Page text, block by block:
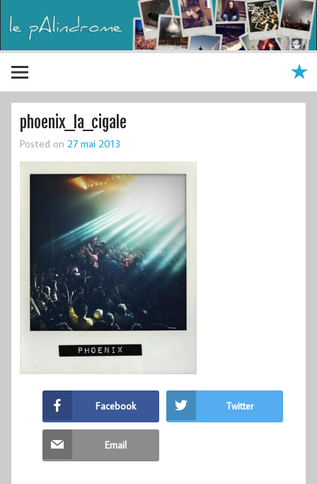
phoenix_la_cigale
Posted on 27 mai 2013
Facebook Twitter
Email